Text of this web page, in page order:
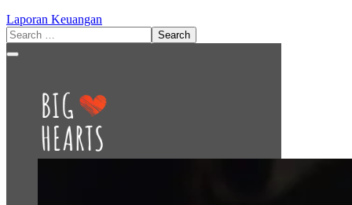
Laporan Keuangan